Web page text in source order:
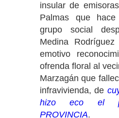
insular de
Palmas que
grupo social
Medina
emotivo
ofrenda floral al
Marzagán que
infravivienda, de
hizo eco el
PROVINCIA.